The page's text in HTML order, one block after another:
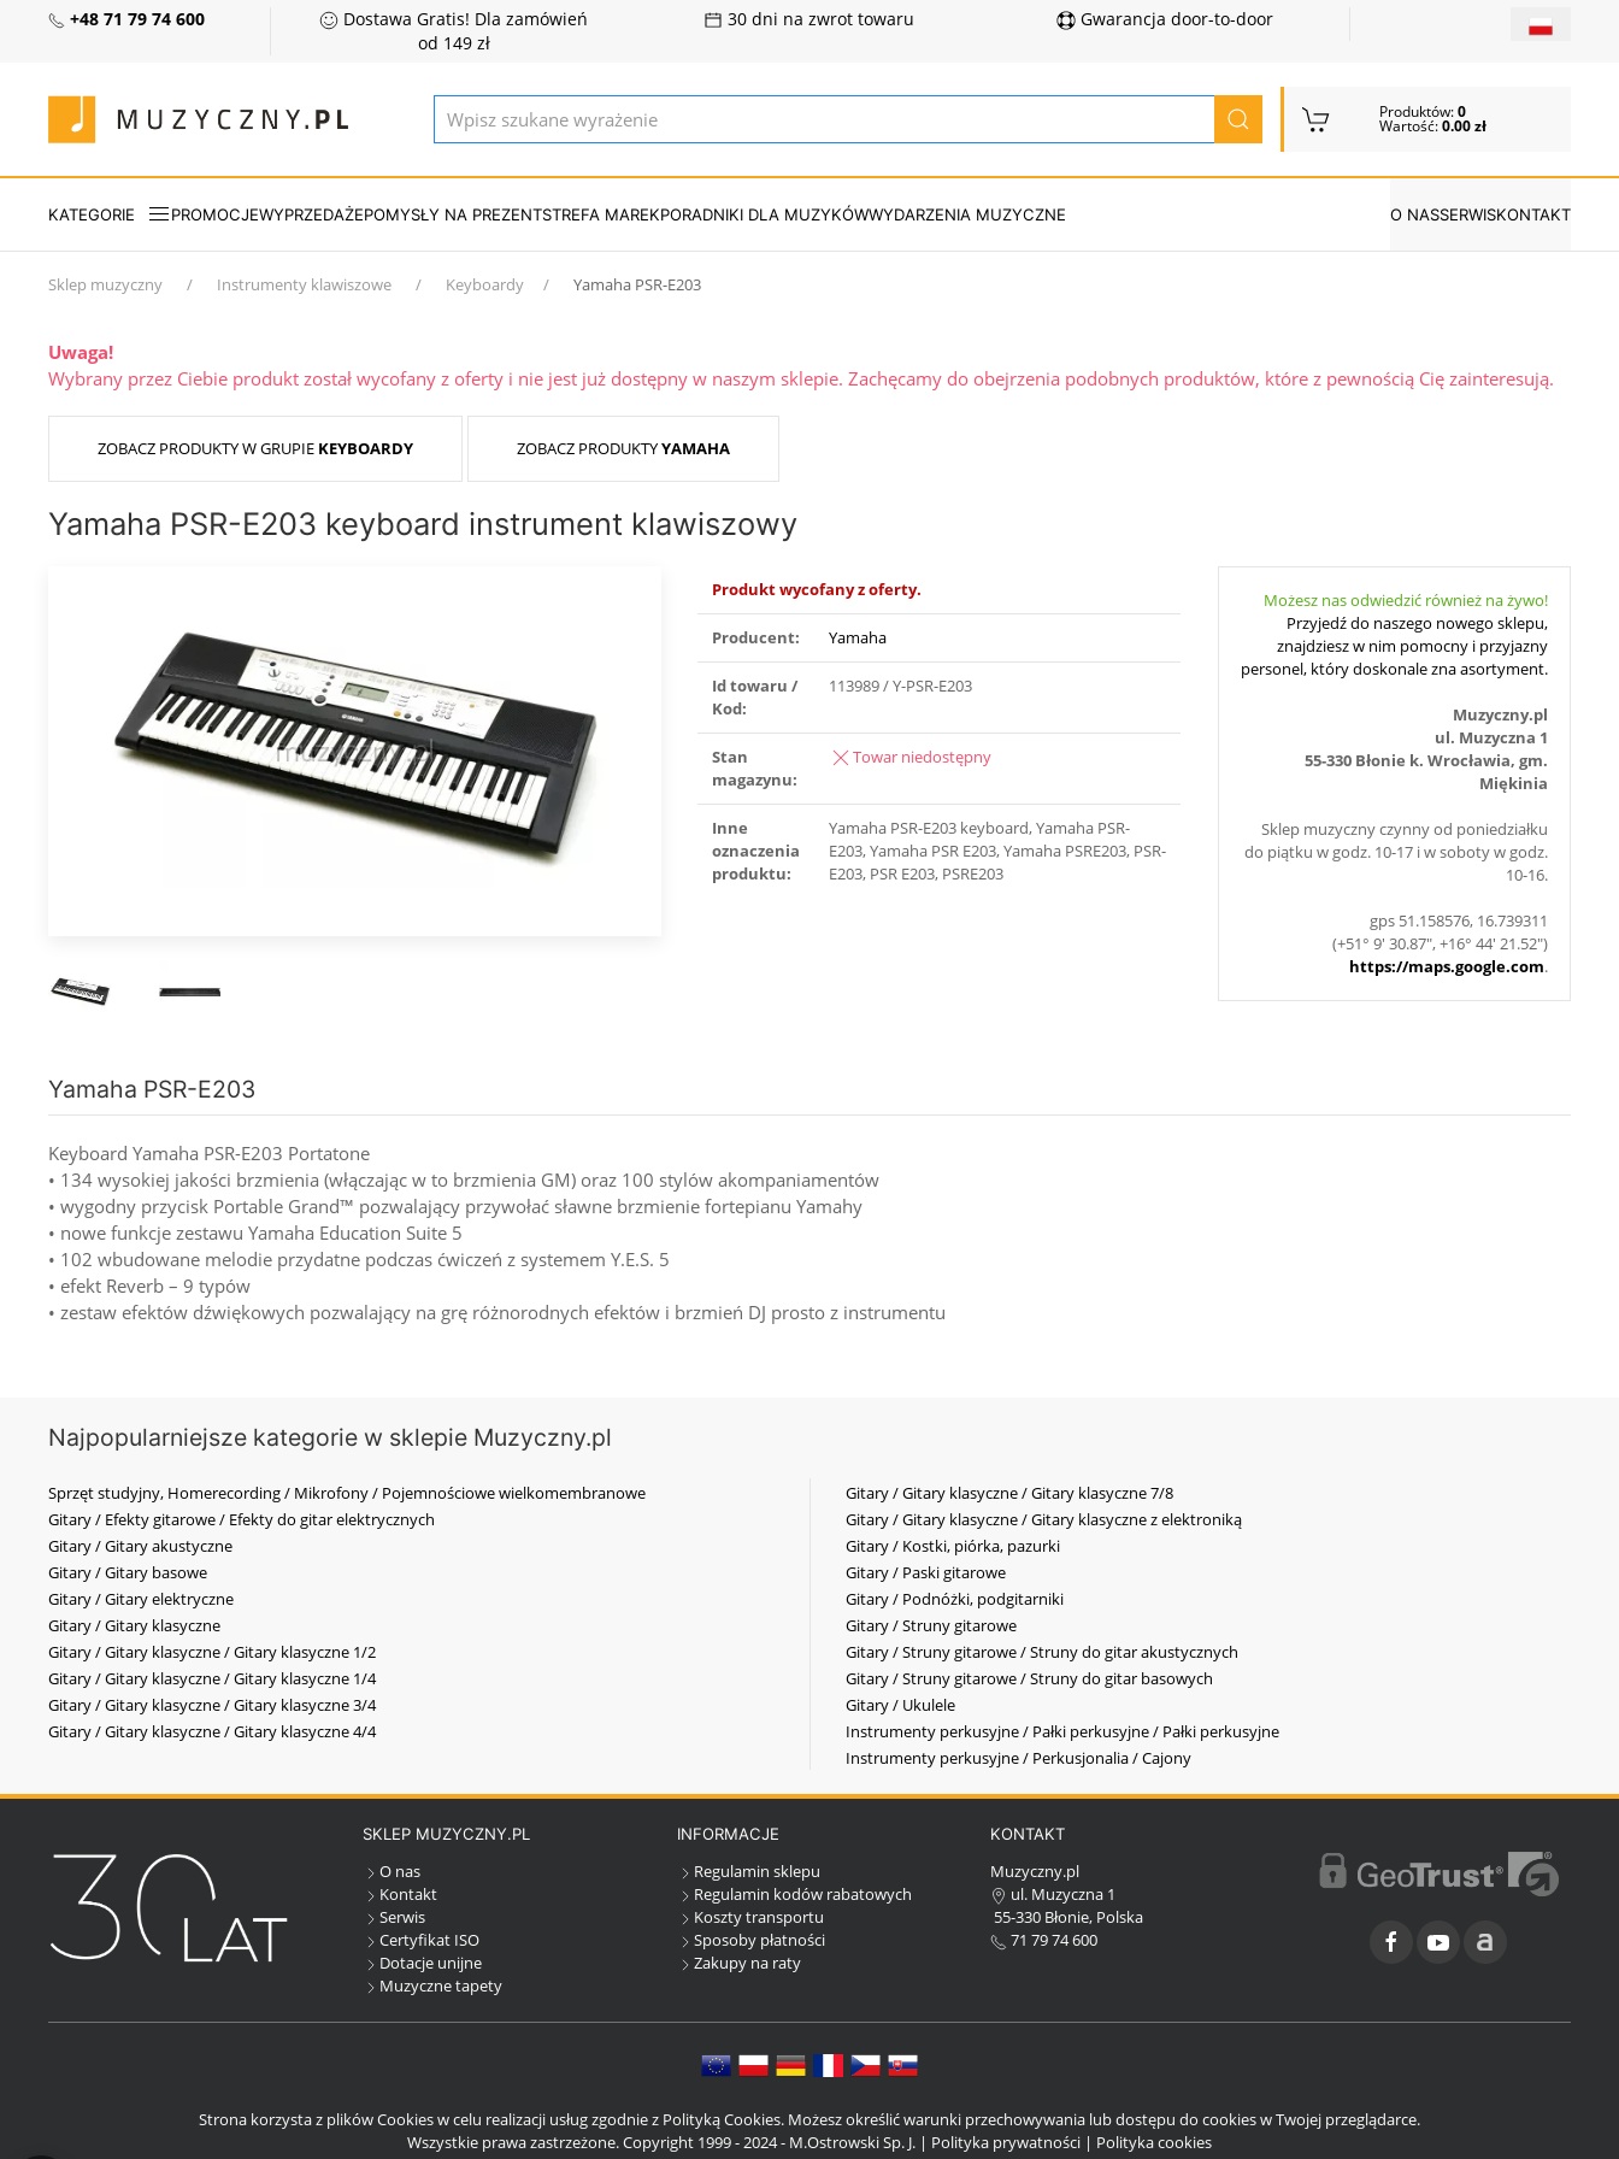
+48 71 79 74 600
Dostawa Gratis! Dla zamówień
od 149 zł
30 dni na zwrot towaru Gwarancja door-to-door
Produktów:0
Wartość:0.00 zł
KATEGORIE PROMOCJEWYPRZEDAŻEPOMYSŁY NA PREZENTSTREFA MAREKPORADNIKI DLA MUZYKÓWWYDARZENIA MUZYCZNE O NASSERWISKONTAKT
Sklep muzyczny Instrumenty klawiszowe Keyboardy Yamaha PSR-E203
Uwaga!
Wybrany przez Ciebie produkt został wycofany z oferty i nie jest już dostępny w naszym sklepie. Zachęcamy do obejrzenia podobnych produktów, które z pewnością Cię zainteresują.
ZOBACZ PRODUKTY W GRUPIE KEYBOARDY ZOBACZ PRODUKTYYAMAHA
Yamaha PSR-E203 keyboard instrument klawiszowy
Produkt wycofany z oferty.
Producent: Yamaha
Id towaru /
Kod:
113989 / Y-PSR-E203
Stan
magazynu:
Towar niedostępny
Inne
oznaczenia
produktu:
Yamaha PSR-E203 keyboard, Yamaha PSR-
E203, Yamaha PSR E203, Yamaha PSRE203, PSR-
E203, PSR E203, PSRE203
Możesz nas odwiedzić również na żywo!
Przyjedź do naszego nowego sklepu,
znajdziesz w nim pomocny i przyjazny
personel, który doskonale zna asortyment.
Muzyczny.pl
ul. Muzyczna 1
55-330 Błonie k. Wrocławia, gm.
Miękinia
Sklep muzyczny czynny od poniedziałku
do piątku w godz. 10-17 i w soboty w godz.
10-16.
gps 51.158576, 16.739311
(+51° 9' 30.87", +16° 44' 21.52")
https://maps.google.com.
Yamaha PSR-E203
Keyboard Yamaha PSR-E203 Portatone
• 134 wysokiej jakości brzmienia (włączając w to brzmienia GM) oraz 100 stylów akompaniamentów
• wygodny przycisk Portable Grand™ pozwalający przywołać sławne brzmienie fortepianu Yamahy
• nowe funkcje zestawu Yamaha Education Suite 5
• 102 wbudowane melodie przydatne podczas ćwiczeń z systemem Y.E.S. 5
• efekt Reverb – 9 typów
• zestaw efektów dźwiękowych pozwalający na grę różnorodnych efektów i brzmień DJ prosto z instrumentu
Najpopularniejsze kategorie w sklepie Muzyczny.pl
Sprzęt studyjny, Homerecording / Mikrofony / Pojemnościowe wielkomembranowe
Gitary / Efekty gitarowe / Efekty do gitar elektrycznych
Gitary / Gitary akustyczne
Gitary / Gitary basowe
Gitary / Gitary elektryczne
Gitary / Gitary klasyczne
Gitary / Gitary klasyczne / Gitary klasyczne 1/2
Gitary / Gitary klasyczne / Gitary klasyczne 1/4
Gitary / Gitary klasyczne / Gitary klasyczne 3/4
Gitary / Gitary klasyczne / Gitary klasyczne 4/4
Gitary / Gitary klasyczne / Gitary klasyczne 7/8
Gitary / Gitary klasyczne / Gitary klasyczne z elektroniką
Gitary / Kostki, piórka, pazurki
Gitary / Paski gitarowe
Gitary / Podnóżki, podgitarniki
Gitary / Struny gitarowe
Gitary / Struny gitarowe / Struny do gitar akustycznych
Gitary / Struny gitarowe / Struny do gitar basowych
Gitary / Ukulele
Instrumenty perkusyjne / Pałki perkusyjne / Pałki perkusyjne
Instrumenty perkusyjne / Perkusjonalia / Cajony
SKLEP MUZYCZNY.PL
O nas
Kontakt
Serwis
Certyfikat ISO
Dotacje unijne
Muzyczne tapety
INFORMACJE
Regulamin sklepu
Regulamin kodów rabatowych
Koszty transportu
Sposoby płatności
Zakupy na raty
KONTAKT
Muzyczny.pl
ul. Muzyczna 1
55-330 Błonie, Polska
71 79 74 600
Strona korzysta z plików Cookies w celu realizacji usług zgodnie z Polityką Cookies. Możesz określić warunki przechowywania lub dostępu do cookies w Twojej przeglądarce.
Wszystkie prawa zastrzeżone. Copyright 1999 - 2024 - M.Ostrowski Sp. J. | Polityka prywatności | Polityka cookies